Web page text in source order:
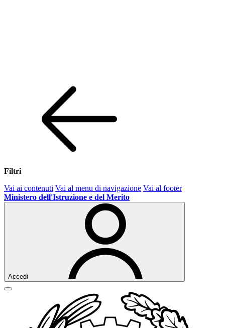
Filtri
Vai ai contenuti Vai al menu di navigazione Vai al footer
Ministero dell'Istruzione e del Merito
Accedi